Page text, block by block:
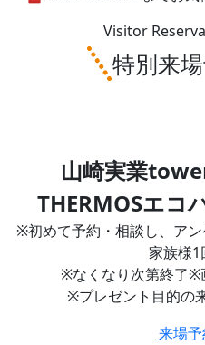
Visitor
特別来
山崎実業
THERMOSエコ
※初めて予約・相談し、ア
家族様1
※なくなり次第終了※
※プレゼント目的の
来場